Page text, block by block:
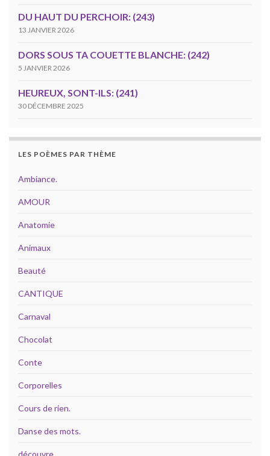
DU HAUT DU PERCHOIR: (243)
13 JANVIER 2026
DORS SOUS TA COUETTE BLANCHE: (242)
5 JANVIER 2026
HEUREUX, SONT-ILS: (241)
30 DÉCEMBRE 2025
LES POÈMES PAR THÈME
Ambiance.
AMOUR
Anatomie
Animaux
Beauté
CANTIQUE
Carnaval
Chocolat
Conte
Corporelles
Cours de rien.
Danse des mots.